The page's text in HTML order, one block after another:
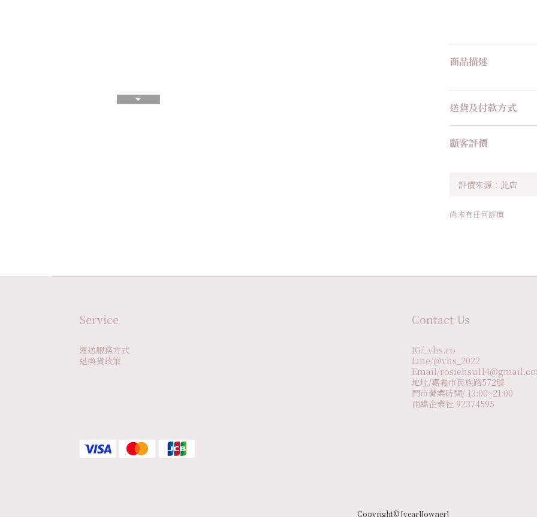
商品描述
送貨及付款方式
顧客評價
尚未有任何評價
Service
運送服務方式
退換貨政策
Contact Us
IG/_vhs.co
Line/@vhs_2022
Email/
地址/嘉義市民族路572號
門市營業時間/ 13:00~21:00
雨蝶企業社 92374595
Copyright© [year][owner]